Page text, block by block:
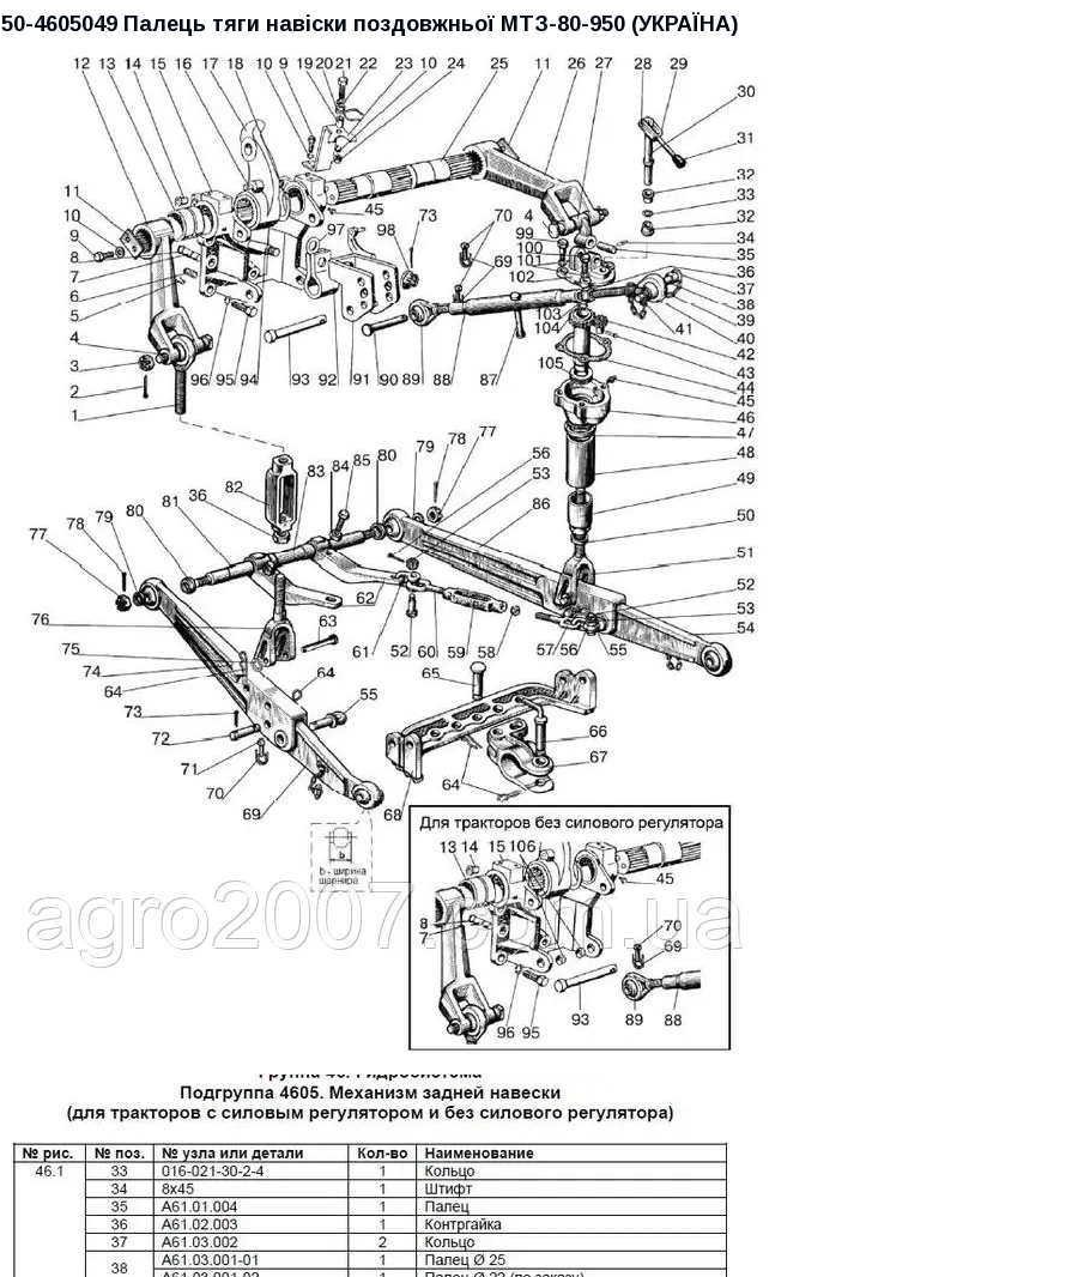
50-4605049 Палець тяги навіски поздовжньої МТЗ-80-950 (УКРАЇНА)